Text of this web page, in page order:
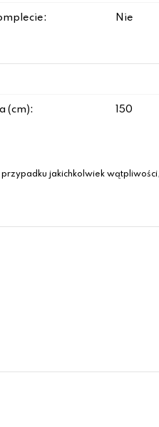
Nie
(cm): 150
jakichkolwiek